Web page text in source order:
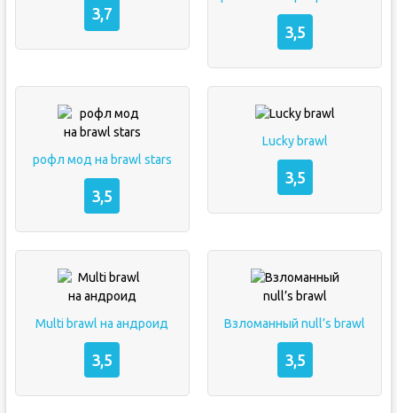
3,7
3,5
рофл мод на brawl stars
3,5
Lucky brawl
3,5
Multi brawl на андроид
3,5
Взломанный null’s brawl
3,5